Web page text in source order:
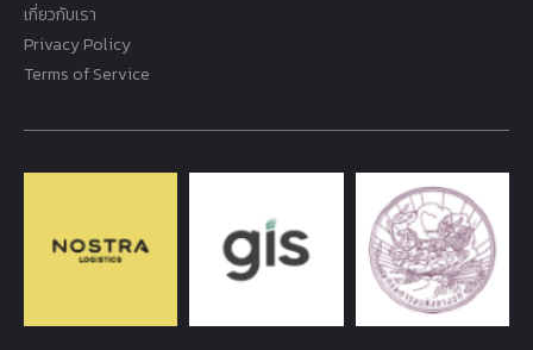
เกี่ยวกับเรา
Privacy Policy
Terms of Service